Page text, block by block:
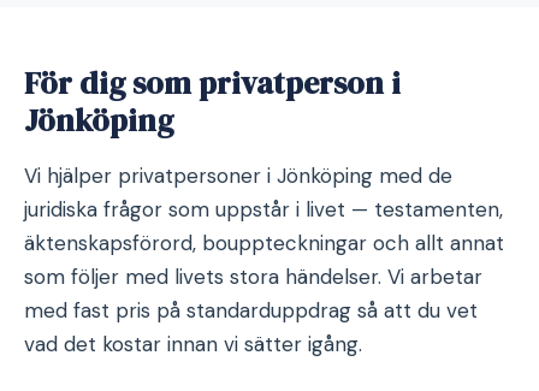
För dig som privatperson i
Jönköping
Vi hjälper privatpersoner i Jönköping med de
juridiska frågor som uppstår i livet — testamenten,
äktenskapsförord, bouppteckningar och allt annat
som följer med livets stora händelser. Vi arbetar
med fast pris på standarduppdrag så att du vet
vad det kostar innan vi sätter igång.